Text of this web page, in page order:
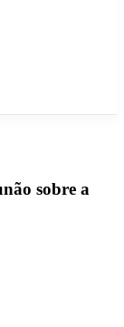
sobre a